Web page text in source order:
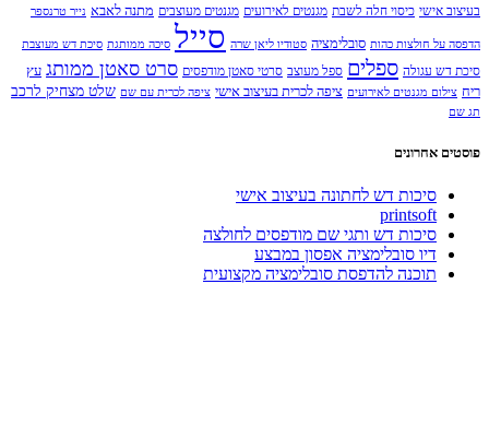
בעיצוב אישי כיסוי חלה לשבת מגנטים לאירועים מגנטים מעוצבים מתנה לאבא נייר טרנספר
הדפסה על חולצות כהות סובלימציה סטודיו ליאן שרה סייל סיכה ממותגת סיכת דש מעוצבת
סיכת דש עגולה ספלים ספל מעוצב סרטי סאטן מודפסים סרט סאטן ממותג עץ
ריח צילום מגנטים לאירועים ציפה לכרית בעיצוב אישי ציפה לכרית עם שם שלט מצחיק לרכב
תג שם
פוסטים אחרונים
סיכות דש לחתונה בעיצוב אישי
printsoft
סיכות דש ותגי שם מודפסים לחולצה
דיו סובלימציה אפסון במבצע
תוכנה להדפסת סובלימציה מקצועית